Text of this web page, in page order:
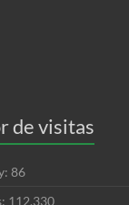
de visitas
86
112.330